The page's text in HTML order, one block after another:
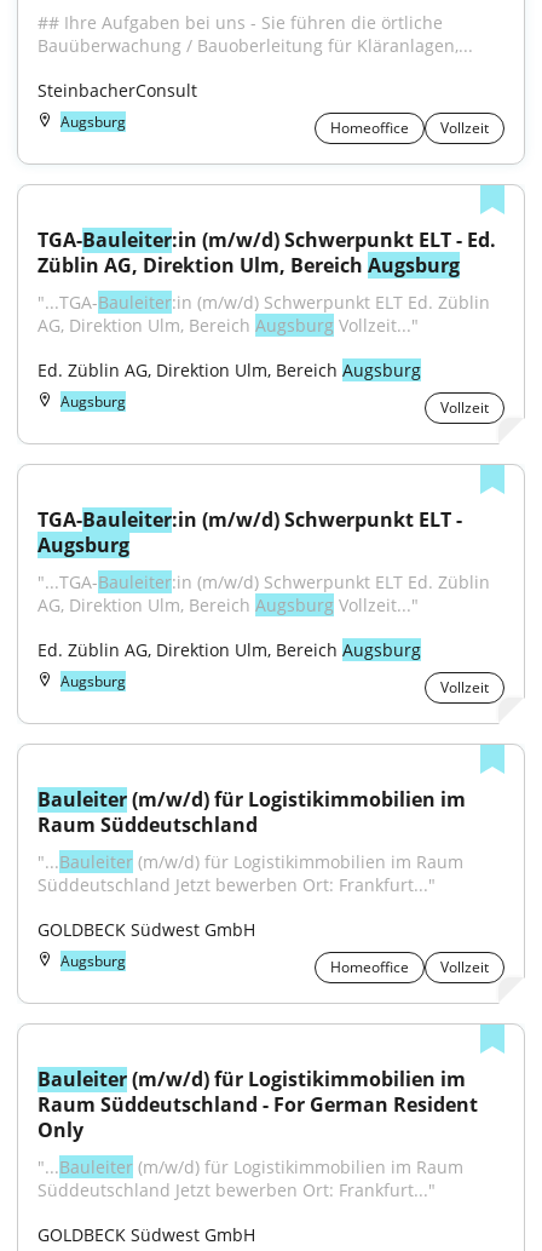
## Ihre Aufgaben bei uns - Sie führen die örtliche
Bauüberwachung / Bauoberleitung für Kläranlagen,...
SteinbacherConsult
Augsburg Homeoffice Vollzeit
TGA-Bauleiter:in (m/w/d) Schwerpunkt ELT - Ed.
Züblin AG, Direktion Ulm, Bereich Augsburg
"...TGA-Bauleiter:in (m/w/d) Schwerpunkt ELT Ed. Züblin
AG, Direktion Ulm, Bereich Augsburg Vollzeit..."
Ed. Züblin AG, Direktion Ulm, Bereich Augsburg
Augsburg Vollzeit
TGA-Bauleiter
Augsburg
"...TGA-Bauleiter:in (m/w/d) Schwerpunkt ELT Ed. Züblin
AG, Direktion Ulm, Bereich Augsburg Vollzeit..."
Ed. Züblin AG, Direktion Ulm, Bereich Augsburg
Augsburg Vollzeit
Bauleiter (m/w/d) für Logistikimmobilien im
Raum Süddeutschland
"...Bauleiter (m/w/d) für Logistikimmobilien im Raum
Süddeutschland Jetzt bewerben Ort: Frankfurt..."
GOLDBECK Südwest GmbH
Augsburg Homeoffice Vollzeit
Bauleiter (m/w/d) für Logistikimmobilien im
Raum Süddeutschland - For German Resident
Only
"...Bauleiter (m/w/d) für Logistikimmobilien im Raum
Süddeutschland Jetzt bewerben Ort: Frankfurt..."
GOLDBECK Südwest GmbH